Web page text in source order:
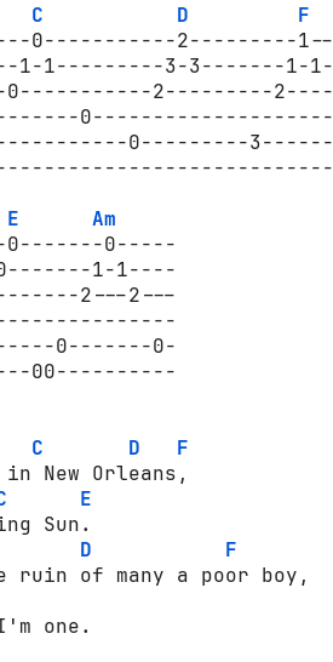
C D
F
0-----------2---------1--
1---------3-3-------1-1-
2---------2----
0--------------------
0---------3------
E
Am
0-----
1-1----
2---2---
0-------0-
00----------
C D
F
New Orleans,
E
Sun.
D
F
ruin of many a poor boy,
one.